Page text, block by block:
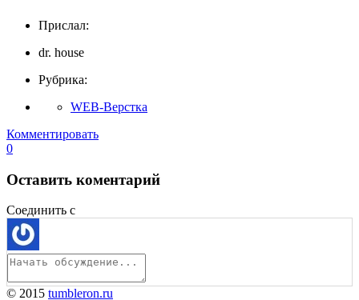
Прислал:
dr. house
Рубрика:
WEB-Верстка
Комментировать
0
Оставить коментарий
Соединить с
© 2015 tumbleron.ru